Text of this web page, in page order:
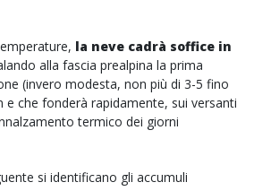
la neve cadrà soffice in
alla fascia prealpina la prima
(invero modesta, non più di 3-5 fino
e che fonderà rapidamente, sui versanti
termico dei giorni
si identificano gli accumuli